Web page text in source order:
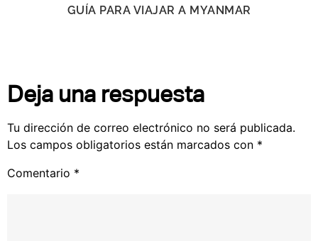
GUÍA PARA VIAJAR A MYANMAR
Deja una respuesta
Tu dirección de correo electrónico no será publicada.
Los campos obligatorios están marcados con *
Comentario *